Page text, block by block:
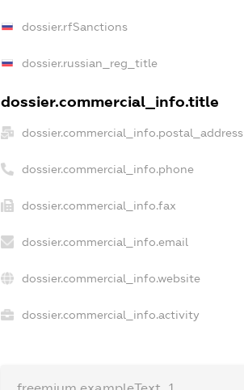
dossier.rfSanctions
dossier.russian_reg_title
dossier.commercial_info.title
dossier.commercial_info.postal_address
dossier.commercial_info.phone
dossier.commercial_info.fax
dossier.commercial_info.email
dossier.commercial_info.website
dossier.commercial_info.activity